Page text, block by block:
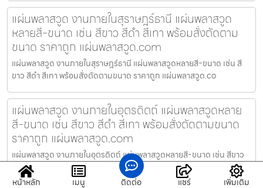
แผ่นพลาสวูด งานภายในสุราษฎร์ธานี แผ่นพลาสวูด
หลายสี-ขนาด เช่น สีขาว สีดำ สีเทา พร้อมสั่งตัดตาม
ขนาด ราคาถูก แผ่นพลาสวูด.com
แผ่นพลาสวูด งานภายในสุราษฎร์ธานี แผ่นพลาสวูดหลายสี-ขนาด เช่น สี
ขาว สีดำ สีเทา พร้อมสั่งตัดตามขนาด ราคาถูก แผ่นพลาสวูด.co
แผ่นพลาสวูด งานภายในอุตรดิตถ์ แผ่นพลาสวูดหลาย
สี-ขนาด เช่น สีขาว สีดำ สีเทา พร้อมสั่งตัดตามขนาด
ราคาถูก แผ่นพลาสวูด.com
แผ่นพลาสวูด งานภายในอุตรดิตถ์ แผ่นพลาสวูดหลายสี-ขนาด เช่น สีขาว
สีดำ สีเทา พร้อมสั่งตัดตามขนาด ราคาถูก แผ่นพลาสวูด.com —
หน้าหลัก
เมนู ติดต่อ แชร์ เพิ่มเติม